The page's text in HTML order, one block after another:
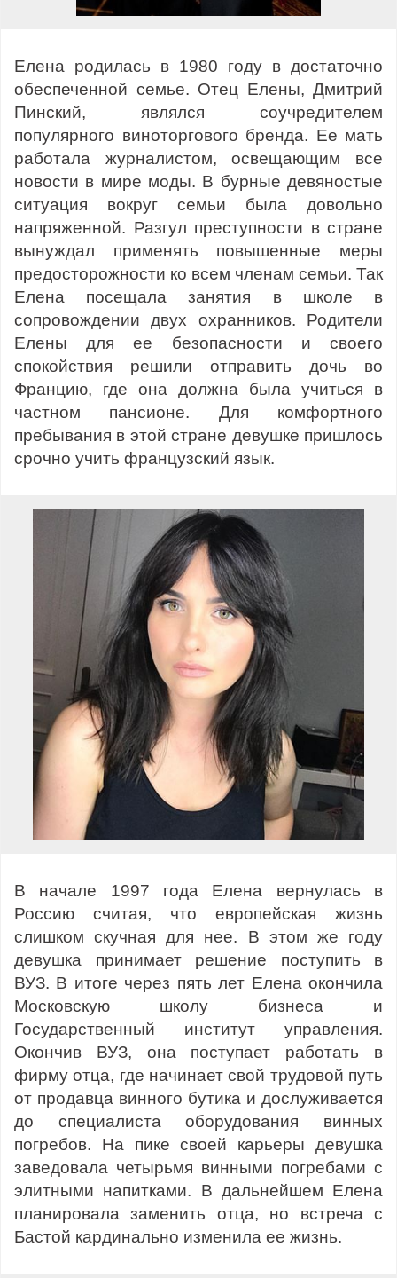
Елена родилась в 1980 году в достаточно
обеспеченной семье. Отец Елены, Дмитрий
Пинский, являлся соучредителем
популярного виноторгового бренда. Ее мать
работала журналистом, освещающим все
новости в мире моды. В бурные девяностые
ситуация вокруг семьи была довольно
напряженной. Разгул преступности в стране
вынуждал применять повышенные меры
предосторожности ко всем членам семьи. Так
Елена посещала занятия в школе в
сопровождении двух охранников. Родители
Елены для ее безопасности и своего
спокойствия решили отправить дочь во
Францию, где она должна была учиться в
частном пансионе. Для комфортного
пребывания в этой стране девушке пришлось
срочно учить французский язык.
В начале 1997 года Елена вернулась в
Россию считая, что европейская жизнь
слишком скучная для нее. В этом же году
девушка принимает решение поступить в
ВУЗ. В итоге через пять лет Елена окончила
Московскую школу бизнеса и
Государственный институт управления.
Окончив ВУЗ, она поступает работать в
фирму отца, где начинает свой трудовой путь
от продавца винного бутика и дослуживается
до специалиста оборудования винных
погребов. На пике своей карьеры девушка
заведовала четырьмя винными погребами с
элитными напитками. В дальнейшем Елена
планировала заменить отца, но встреча с
Бастой кардинально изменила ее жизнь.